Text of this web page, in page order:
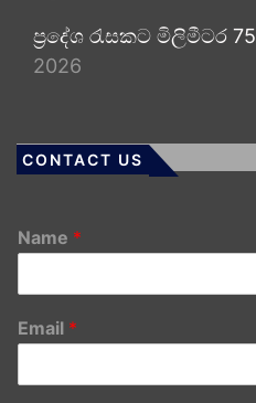
ප්‍රදේශ රැසකට මිලිමීටර
2026
CONTACT US
Name *
Email *